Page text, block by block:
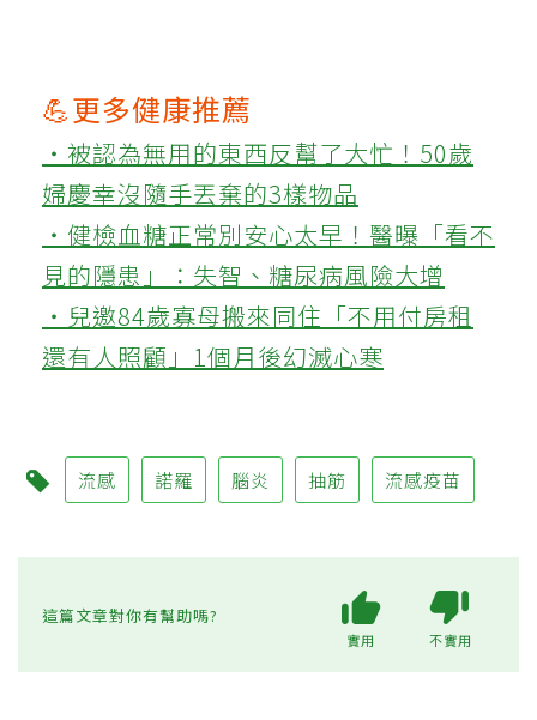
💪更多健康推薦
‧被認為無用的東西反幫了大忙！50歲
婦慶幸沒隨手丟棄的3樣物品
‧健檢血糖正常別安心太早！醫曝「看不
見的隱患」：失智、糖尿病風險大增
‧兒邀84歲寡母搬來同住「不用付房租
還有人照顧」1個月後幻滅心寒
流感 諾羅 腦炎 抽筋 流感疫苗
這篇文章對你有幫助嗎?
實用 不實用